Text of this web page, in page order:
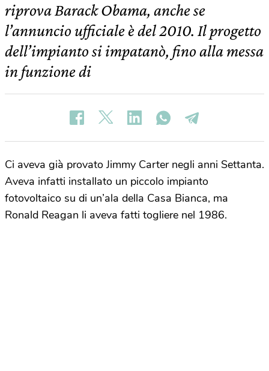
riprova Barack Obama, anche se
l’annuncio ufficiale è del 2010. Il progetto
dell’impianto si impatanò, fino alla messa
in funzione di
Ci aveva già provato Jimmy Carter negli anni Settanta.
Aveva infatti installato un piccolo impianto
fotovoltaico su di un’ala della Casa Bianca, ma
Ronald Reagan li aveva fatti togliere nel 1986.